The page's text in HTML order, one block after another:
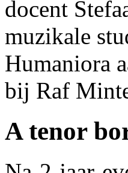
docent
muzikale
Humaniora
bij Raf
A tenor